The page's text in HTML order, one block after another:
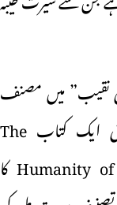
نقیب” میں مصنف
نے سیرت طیبہ پر مغرب میں لکھی گئی ایک کتاب The
Humanity of Mohammad: A Christian view کا